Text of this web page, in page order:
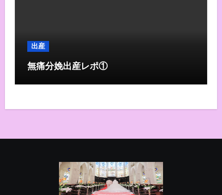
出産
無痛分娩出産レポ①